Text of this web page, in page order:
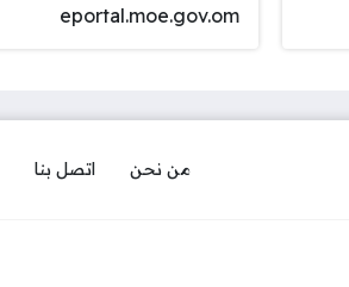
eportal.moe.gov.om
من نحن اتصل بنا